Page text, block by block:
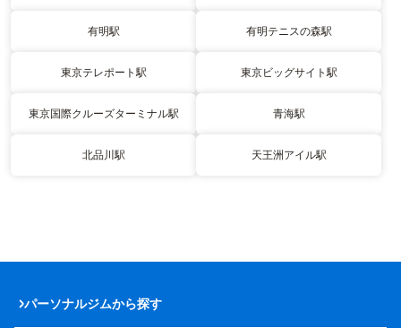
有明駅 有明テニスの森駅
東京テレポート駅 東京ビッグサイト駅
東京国際クルーズターミナル駅 青海駅
北品川駅 天王洲アイル駅
パーソナルジムから探す